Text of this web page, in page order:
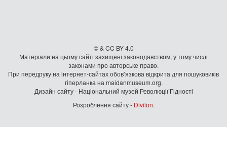
© & CC BY 4.0
Матеріали на цьому сайті захищені законодавством, у тому числі
законами про авторське право.
При передруку на iнтернет-сайтах обов’язкова відкрита для пошуковиків
гiперланка на maidanmuseum.org.
Дизайн сайту - Національний музей Революції Гідності
Розроблення сайту - Divilon.